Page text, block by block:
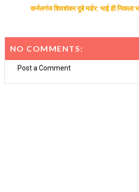
कर्नलगंज शिवशंकर दूबे मर्डर: भाई ही निकला
NO COMMENTS:
Post a Comment